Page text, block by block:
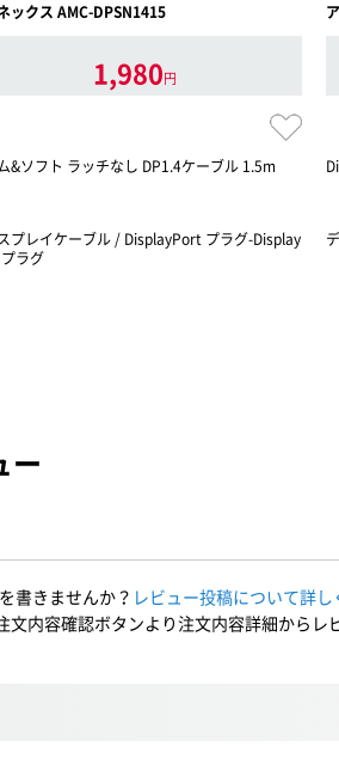
ックス AMC-DPSN1415
1,980円
&ソフト ラッチなし DP1.4ケーブル 1.5m
プレイケーブル / DisplayPort プラグ-Display
ラグ
ー
書きませんか？ レビュー投稿について詳し
文内容確認ボタンより注文内容詳細からレ